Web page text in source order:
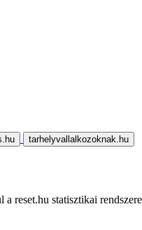
tarhelyvallalkozoknak.hu
reset.hu statisztikai